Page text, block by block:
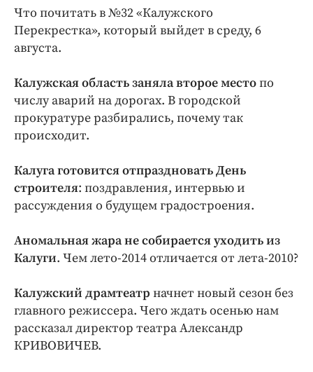
Экономика и бизнес
ПРОЕКТЫ
Издания
Медиаперсона
Интересное чтиво
Бренд года
Работодатель года
Что почитать в №32 «Калужского
Перекрестка», который выйдет в среду, 6
августа.
Калужская область заняла второе местопо
числу аварий на дорогах. В городской
прокуратуре разбирались, почему так
происходит.
Калуга готовится отпраздновать День
строителя: поздравления, интервью и
рассуждения о будущем градостроения.
Аномальная жара не собирается уходить из
Калуги. Чем лето-2014 отличается от лета-2010?
Калужский драмтеатр начнет новый сезон без
главного режиссера. Чего ждать осенью нам
рассказал директор театра Александр
КРИВОВИЧЕВ.